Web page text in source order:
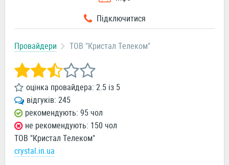
Підключитися
Провайдери ТОВ "Кристал Телеком"
оцінка провайдера: 2.5 із 5
відгуків: 245
рекомендують: 95 чол
не рекомендують: 150 чол
ТОВ "Кристал Телеком"
crystal.in.ua